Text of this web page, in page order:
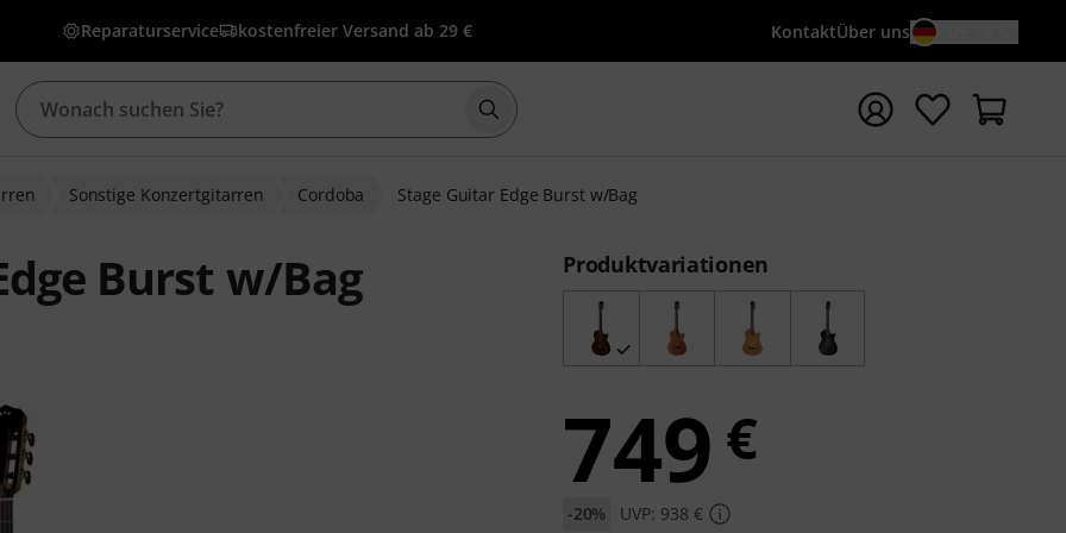
Reparaturservice kostenfreier Versand ab 29 € KontaktÜber uns
Suche mit Suchwort {searchTerm} starten
Sonstige Konzertgitarren Cordoba Stage Guitar Edge Burst w/Bag
Burst w/Bag Produktvariationen
749 €
-20% UVP: 938 €